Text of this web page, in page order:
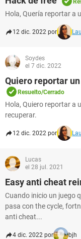
Hola, Quería reportar a
12 dic. 2022 por
Soydes
el 7 dic. 2022
Quiero reportar
Resuelto/Cerrado
Hola, Quiero reportar a
recuperar.
12 dic. 2022 por
Lucas
el 28 jul. 2021
Easy anti cheat
Cuando inicio un juego
pasa con the cycle,
anti cheat...
4 dic. 2022 por bjh